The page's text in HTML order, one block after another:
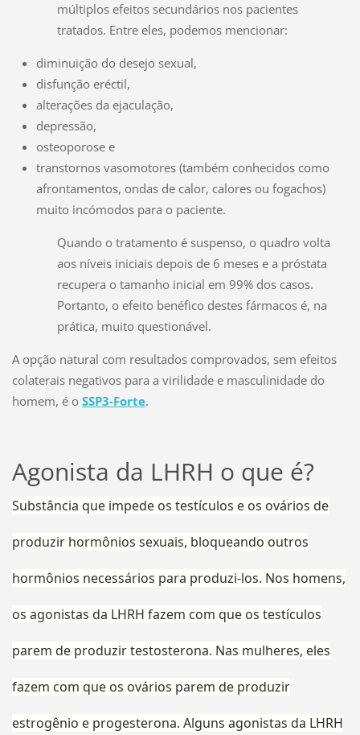
múltiplos efeitos secundários nos pacientes
tratados. Entre eles, podemos mencionar:
diminuição do desejo sexual,
disfunção eréctil,
alterações da ejaculação,
depressão,
osteoporose e
transtornos vasomotores (também conhecidos como
afrontamentos, ondas de calor, calores ou fogachos)
muito incómodos para o paciente.
Quando o tratamento é suspenso, o quadro volta
aos níveis iniciais depois de 6 meses e a próstata
recupera o tamanho inicial em 99% dos casos.
Portanto, o efeito benéfico destes fármacos é, na
prática, muito questionável.
A opção natural com resultados comprovados, sem efeitos
colaterais negativos para a virilidade e masculinidade do
homem, é o SSP3-Forte.
Agonista da LHRH o que é?
Substância que impede os testículos e os ovários de
produzir hormônios sexuais, bloqueando outros
hormônios necessários para produzi-los. Nos homens,
os agonistas da LHRH fazem com que os testículos
parem de produzir testosterona. Nas mulheres, eles
fazem com que os ovários parem de produzir
estrogênio e progesterona. Alguns agonistas da LHRH